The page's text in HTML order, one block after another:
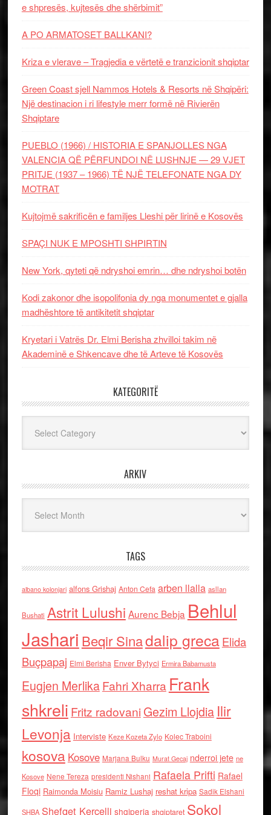
e shpresës, kujtesës dhe shërbimit”
A PO ARMATOSET BALLKANI?
Kriza e vlerave – Tragjedia e vërtetë e tranzicionit shqiptar
Green Coast sjell Nammos Hotels & Resorts në Shqipëri:
Një destinacion i ri lifestyle merr formë në Rivierën
Shqiptare
PUEBLO (1966) / HISTORIA E SPANJOLLES NGA
VALENCIA QË PËRFUNDOI NË LUSHNJE — 29 VJET
PRITJE (1937 – 1966) TË NJË TELEFONATE NGA DY
MOTRAT
Kujtojmë sakrificën e familjes Lleshi për lirinë e Kosovës
SPAÇI NUK E MPOSHTI SHPIRTIN
New York, qyteti që ndryshoi emrin… dhe ndryshoi botën
Kodi zakonor dhe isopolifonia dy nga monumentet e gjalla
madhështore të antikitetit shqiptar
Kryetari i Vatrës Dr. Elmi Berisha zhvilloi takim në
Akademinë e Shkencave dhe të Arteve të Kosovës
KATEGORITË
ARKIV
TAGS
albano kolonjari alfons Grishaj Anton Cefa arben llalla asllan
Bushati Astrit Lulushi Aurenc Bebja Behlul
Jashari Beqir Sinadalip grecaElida
Buçpapaj Elmi Berisha Enver Bytyci Ermira Babamusta
Eugjen MerlikaFahri Xharra Frank
shkreli Fritz radovaniGezim Llojdia Ilir
Levonja Interviste Keze Kozeta Zylo Kolec Traboini
kosova Kosove Marjana Bulku Murat Gecaj nderroi jete ne
Kosove Nene Tereza presidenti Nishani Rafaela Prifti Rafael
Floqi Raimonda Moisiu Ramiz Lushaj reshat kripa Sadik Elshani
SHBA Shefqet Kercelli shqiperia shqiptaret Sokol